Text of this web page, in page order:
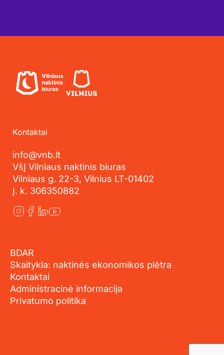
Kontaktai
info@vnb.lt
VšĮ Vilniaus naktinis biuras
Vilniaus g. 22-3, Vilnius LT-01402
Į. k. 306350882
BDAR
Skaitykla: naktinės ekonomikos plėtra
Kontaktai
Administracinė informacija
Privatumo politika